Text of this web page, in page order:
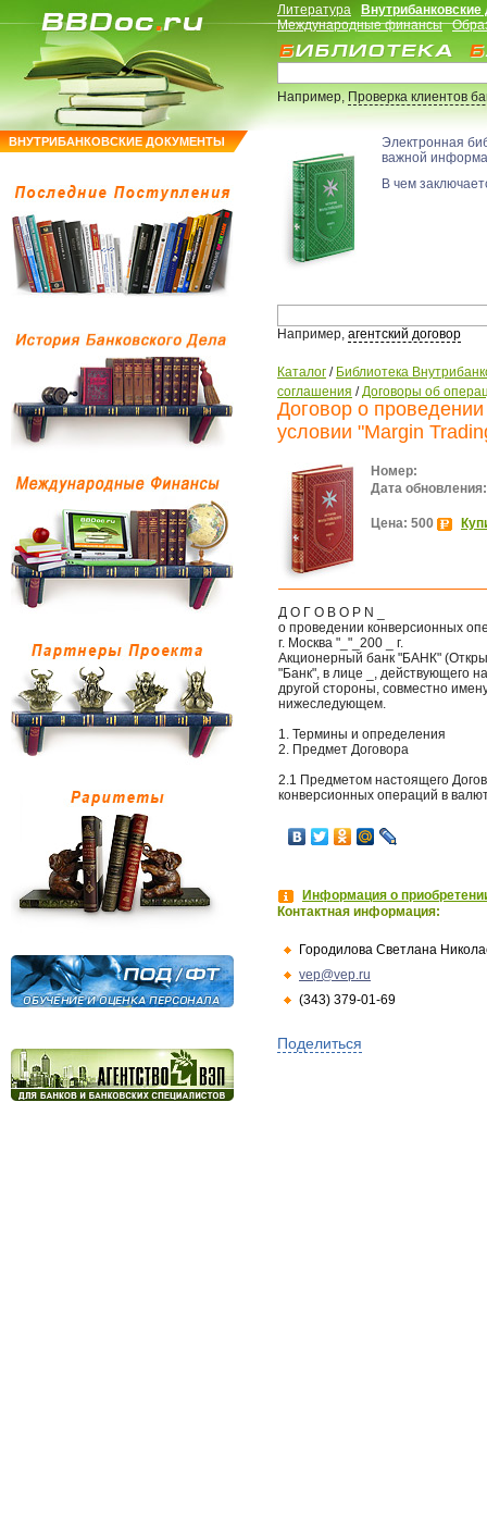
ВНУТРИБАНКОВСКИЕ ДОКУМЕНТЫ
Литература
Международные финансы
Например,Проверка клиентов
Электронная
важной
В чем
Например, агентский договор
Каталог / Библиотека
соглашения /Договоры об
Договор о
условии "Margin
Номер:
Дата обновления:
Цена: 500
Д О Г О В О Р N _
о проведении конверсионных
г. Москва "_"_200 _ г.
Акционерный банк "БАНК"
"Банк", в лице _, действующего
другой стороны, совместно
нижеследующем.
1. Термины и определения
2. Предмет Договора
2.1 Предметом настоящего
конверсионных операций в
Информация о
Контактная информация:
Городилова Светлана
vep@vep.ru
(343) 379-01-69
Поделиться